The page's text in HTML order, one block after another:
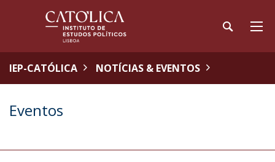
IEP-CATÓLICA NOTÍCIAS & EVENTOS
Eventos